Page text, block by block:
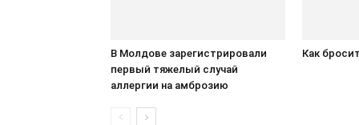
В Молдове зарегистрировали
первый тяжелый случай
аллергии на амброзию
Как